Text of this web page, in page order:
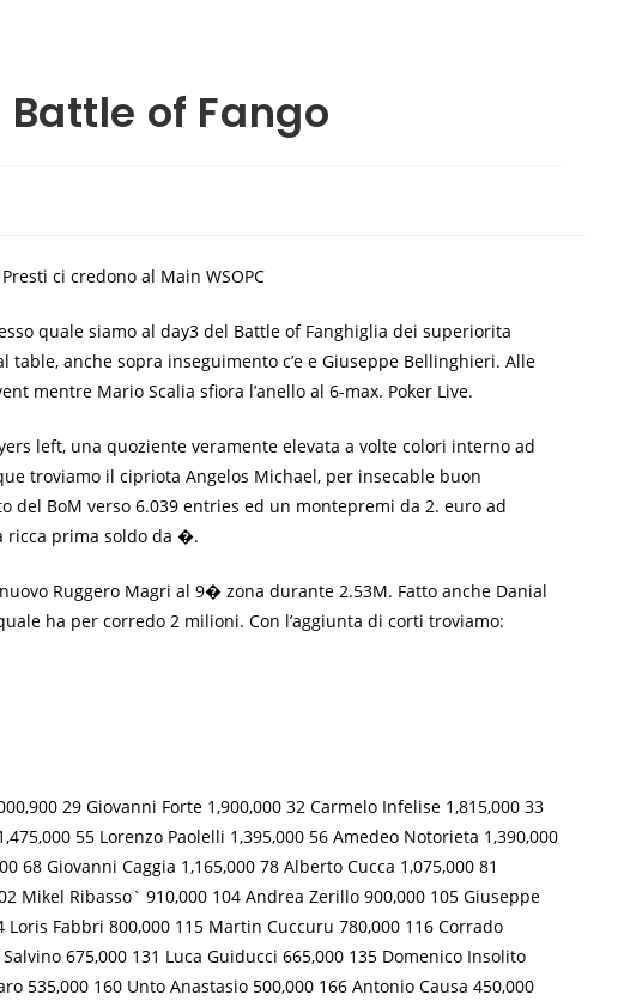
of Fango
ci credono al Main WSOPC
quale siamo al day3 del Battle of Fanghiglia dei superiorita
anche sopra inseguimento c’e e Giuseppe Bellinghieri. Alle
mentre Mario Scalia sfiora l’anello al 6-max. Poker Live.
left, una quoziente veramente elevata a volte colori interno ad
troviamo il cipriota Angelos Michael, per insecable buon
BoM verso 6.039 entries ed un montepremi da 2. euro ad
ricca prima soldo da �.
Ruggero Magri al 9� zona durante 2.53M. Fatto anche Danial
ha per corredo 2 milioni. Con l’aggiunta di corti troviamo:
29 Giovanni Forte 1,900,000 32 Carmelo Infelise 1,815,000 33
55 Lorenzo Paolelli 1,395,000 56 Amedeo Notorieta 1,390,000
68 Giovanni Caggia 1,165,000 78 Alberto Cucca 1,075,000 81
Mikel Ribasso` 910,000 104 Andrea Zerillo 900,000 105 Giuseppe
Fabbri 800,000 115 Martin Cuccuru 780,000 116 Corrado
675,000 131 Luca Guiducci 665,000 135 Domenico Insolito
535,000 160 Unto Anastasio 500,000 166 Antonio Causa 450,000